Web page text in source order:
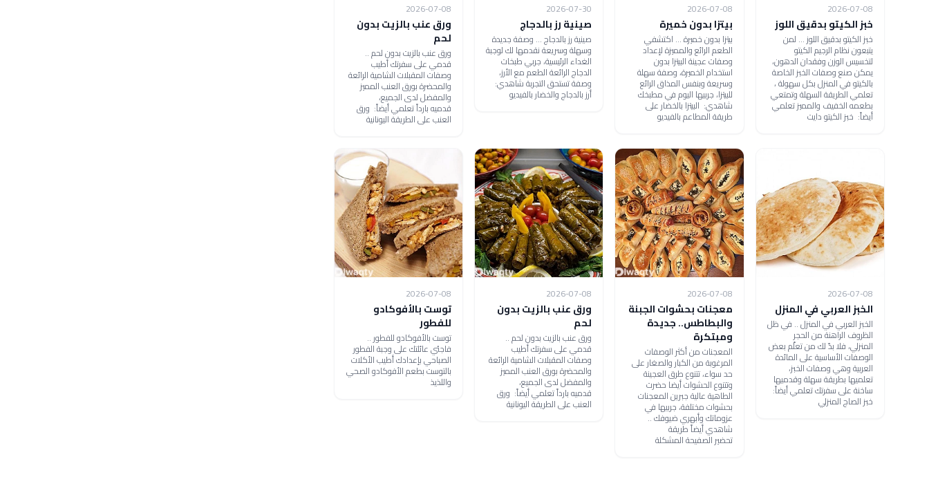
2026-07-08
خبز الكيتو بدقيق اللوز
خبز الكيتو بدقيق اللوز ... لمن
يتبعون نظام الرجيم الكيتو
لتخسيس الوزن وفقدان الدهون،
يمكن صنع وصفات الخبز الخاصة
بالكيتو في المنزل بكل سهولة ،
تعلمي الطريقة السهلة وتمتعي
بطعمه الخفيف والمميز تعلمي
أيضاً: خبز الكيتو دايت
2026-07-08
بيتزا بدون خميرة
بيتزا بدون خميرة ... اكتشفي
الطعم الرائع والمميزة لإعداد
وصفات عجينة البيتزا بدون
استخدام الخميرة، وصفة سهلة
وسريعة وبنفس المذاق الرائع
للبيتزا، جربيها اليوم في مطبخك
شاهدي: البيتزا بالخضار على
طريقة المطاعم بالفيديو
2026-07-30
صينية رز بالدجاج
صينية رز بالدجاج ... وصفة جديدة
وسهلة وسريعة نقدمها لك لوجبة
الغداء الرئيسية، جربي طبخات
الدجاج الرائعة الطعم مع الأرز،
وصفة تستحق التجربة شاهدي:
أرز بالدجاج والخضار بالفيديو
2026-07-08
ورق عنب بالزيت بدون
لحم
ورق عنب بالزيت بدون لحم ..
قدمي على سفرتك أطيب
وصفات المقبلات الشامية الرائعة
والمحضرة بورق العنب المميز
والمفضل لدى الجميع،
قدميه بارداً تعلمي أيضاً: ورق
العنب على الطريقة اليونانية
2026-07-08
الخبز العربي في المنزل
الخبز العربي في المنزل .. في ظل
الظروف الراهنة من الحجر
المنزلي، فلا بدّ لك من تعلّم بعض
الوصفات الأساسية على المائدة
العربية وهي وصفات الخبز،
تعلميها بطريقة سهلة وقدميها
ساخنة على سفرتك تعلمي أيضاً:
خبز الصاج المنزلي
2026-07-08
معجنات بحشوات الجبنة
والبطاطس.. جديدة
ومبتكرة
المعجنات من أكثر الوصفات
المرغوبة من الكبار والصغار على
حد سواء، تتنوع طرق العجينة
وتتنوع الحشوات أيضا حضرت
الطاهية عالية جبرين المعجنات
بحشوات مختلفة، جربيها في
عزوماتك وأبهري ضيوفك ..
شاهدي أيضاً طريقة
تحضير الصفيحة المشكلة
2026-07-08
ورق عنب بالزيت بدون
لحم
ورق عنب بالزيت بدون لحم ..
قدمي على سفرتك أطيب
وصفات المقبلات الشامية الرائعة
والمحضرة بورق العنب المميز
والمفضل لدى الجميع،
قدميه بارداً تعلمي أيضاً: ورق
العنب على الطريقة اليونانية
2026-07-08
توست بالأفوكادو
للفطور
توست بالأفوكادو للفطور ..
فاجئي عائلتك على وجبة الفطور
الصباحي بإعدادك أطيب الأكلات
بالتوست بطعم الأفوكادو الصحي
واللذيذ